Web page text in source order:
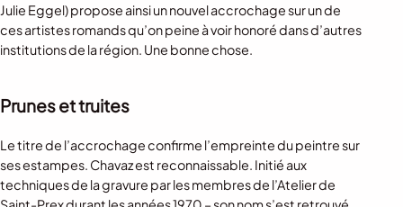
Julie Eggel) propose ainsi un nouvel accrochage sur un de
ces artistes romands qu’on peine à voir honoré dans d’autres
institutions de la région. Une bonne chose.
Prunes et truites
Le titre de l’accrochage confirme l’empreinte du peintre sur
ses estampes. Chavaz est reconnaissable. Initié aux
techniques de la gravure par les membres de l’Atelier de